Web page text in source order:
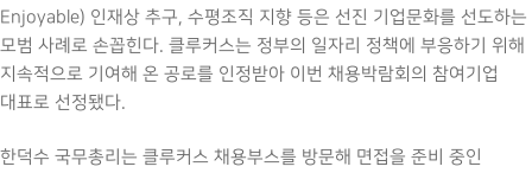
Enjoyable) 인재상 추구, 수평조직 지향 등은 선진 기업문화를 선도하는
모범 사례로 손꼽힌다. 클루커스는 정부의 일자리 정책에 부응하기 위해
지속적으로 기여해 온 공로를 인정받아 이번 채용박람회의 참여기업
대표로 선정됐다.
한덕수 국무총리는 클루커스 채용부스를 방문해 면접을 준비 중인